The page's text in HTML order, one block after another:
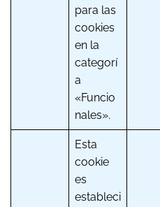
para las
cookies
en la
categorí
a
«Funcio
nales».
Esta
cookie
es
estableci